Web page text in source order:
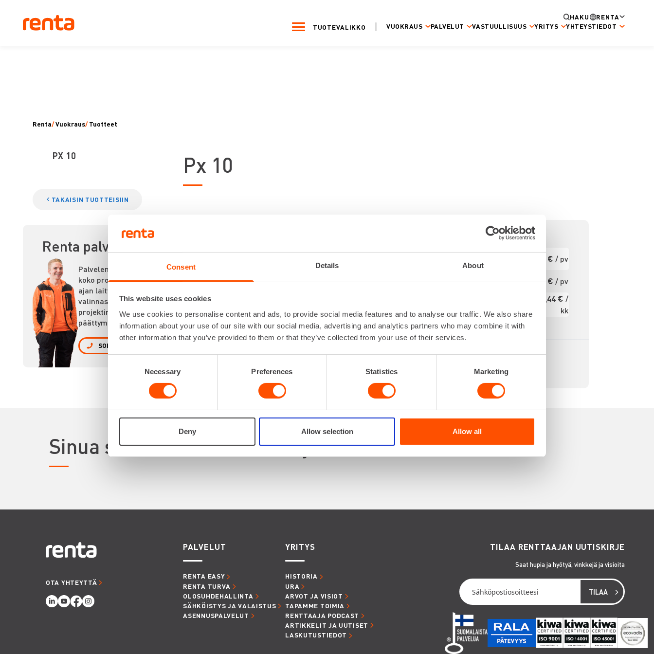
Consent Details About
This website uses cookies
We use cookies to personalise content and ads, to provide social media features and to analyse our traffic. We also share
information about your use of our site with our social media, advertising and analytics partners who may combine it with
other information that you’ve provided to them or that they’ve collected from your use of their services.
Necessary Preferences Statistics Marketing
Deny Allow selection Allow all
HAKU
RENTA
TUOTEVALIKKO
VUOKRAUS PALVELUT VASTUULLISUUS YRITYS YHTEYSTIEDOT
Renta/Vuokraus/ Tuotteet
PX 10
TAKAISIN TUOTTEISIIN
Renta palvelee
Palvelemme
koko prosessin
ajan laitteiden
valinnasta
projektin
päättymiseen.
SOITA
Px 10
Akkutyyppi
9 V paristo
Käyttöaika
Ensimmäinen
pv
34,45 € / pv
27,56 € / pv
413,44 € /
kk
Alv 0 %
Sinua saattaisi kiinnostaa myös
OTA YHTEYTTÄ
PALVELUT
RENTA EASY
RENTA TURVA
OLOSUHDEHALLINTA
SÄHKÖISTYS JA VALAISTUS
ASENNUSPALVELUT
YRITYS
HISTORIA
URA
ARVOT JA VISIOT
TAPAMME TOIMIA
RENTTAAJA PODCAST
ARTIKKELIT JA UUTISET
LASKUTUSTIEDOT
TILAA RENTTAAJAN UUTISKIRJE
Saat hupia ja hyötyä, vinkkejä ja visioita